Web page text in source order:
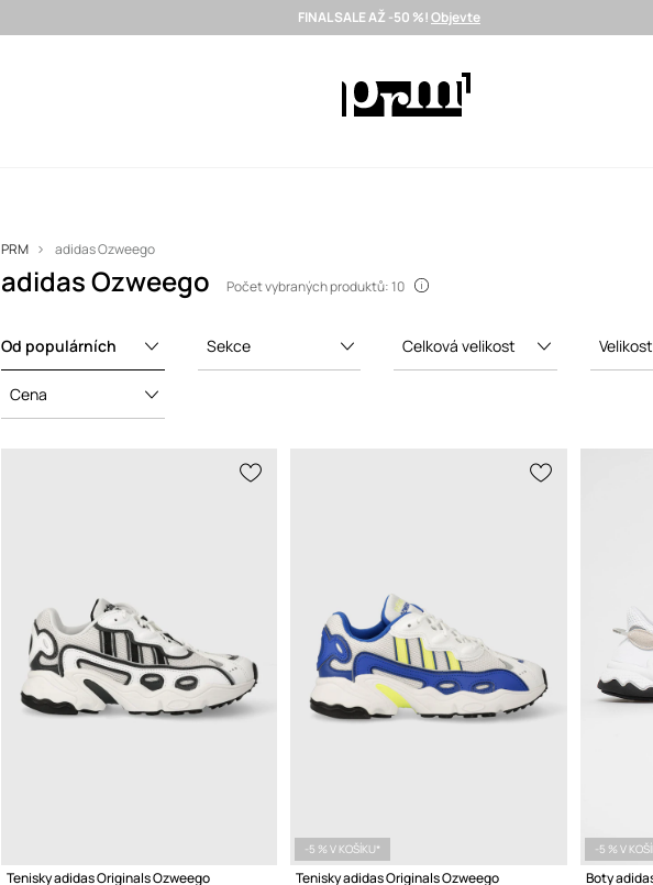
Vybrané prémiové značky >
FINAL SALE AŽ -50 %!Objevte
PRM adidas Ozweego
adidas Ozweego Počet vybraných produktů: 10
Od populárních Sekce Celková velikost
Cena
Tenisky adidas Originals Ozweego
-5 % V KOŠÍKU*
Tenisky adidas Originals Ozweego
-5 % V
Boty